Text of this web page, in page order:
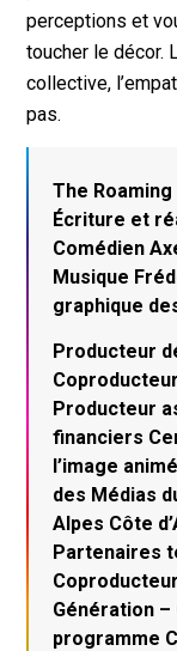
perceptions et
toucher le décor.
collective,
pas.
The Roaming
Écriture et
Comédien
Musique
graphique
Producteur
Producteur
financiers
l’image
des Médias
Alpes Côte
Partenaires
Génération –
programme